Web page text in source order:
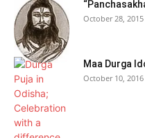
October 28, 2015
Maa Durga
October 10, 2016